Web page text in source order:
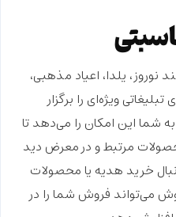
یلدا، اعیاد مذهبی،
ویژه‌ای را برگزار
شما این امکان را می‌دهد تا
مرتبط و در معرض دید
خرید هدیه یا محصولات
می‌تواند فروش شما را در